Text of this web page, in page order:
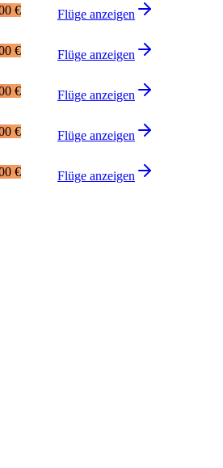
€ Flüge anzeigen
€ Flüge anzeigen
€ Flüge anzeigen
€ Flüge anzeigen
€ Flüge anzeigen